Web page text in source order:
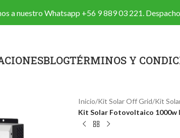
a nuestro Whatsapp +56 9 889 03 221 .
BLOGTÉRMINOS Y
Inicio/Kit Solar Off Grid/Kit
Kit Solar Fotovoltaico 1000w